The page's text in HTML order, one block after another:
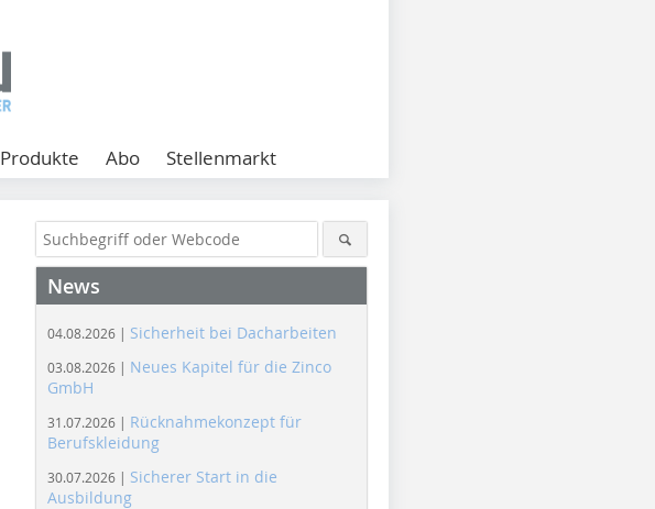
Produkte Abo Stellenmarkt
News
04.08.2026 | Sicherheit bei Dacharbeiten
03.08.2026 | Neues Kapitel für die Zinco
GmbH
31.07.2026 | Rücknahmekonzept für
Berufskleidung
30.07.2026 | Sicherer Start in die
Ausbildung